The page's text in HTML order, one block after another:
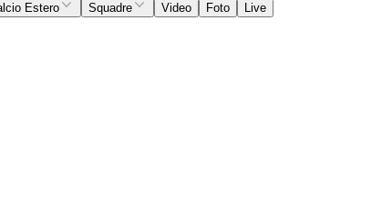
Estero Squadre Video Foto
Live